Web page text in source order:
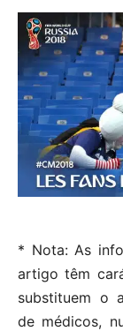
* Nota: As
artigo têm
substituem o
de médicos,